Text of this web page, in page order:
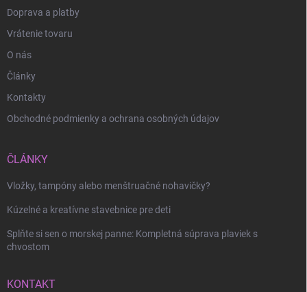
Doprava a platby
Vrátenie tovaru
O nás
Články
Kontakty
Obchodné podmienky a ochrana osobných údajov
ČLÁNKY
Vložky, tampóny alebo menštruačné nohavičky?
Kúzelné a kreatívne stavebnice pre deti
Splňte si sen o morskej panne: Kompletná súprava plaviek s
chvostom
KONTAKT